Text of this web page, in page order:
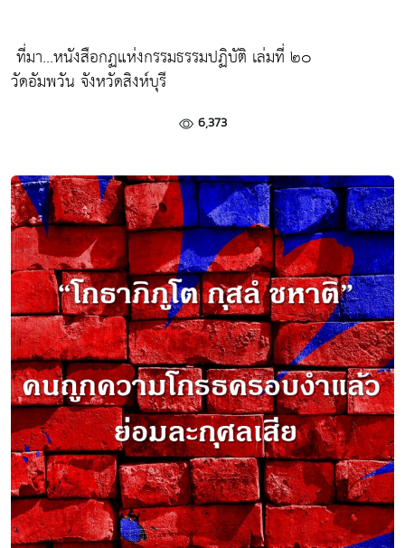
ที่มา...หนังสือกฏแห่งกรรมธรรมปฏิบัติ เล่มที่ ๒๐
วัดอัมพวัน จังหวัดสิงห์บุรี
6,373